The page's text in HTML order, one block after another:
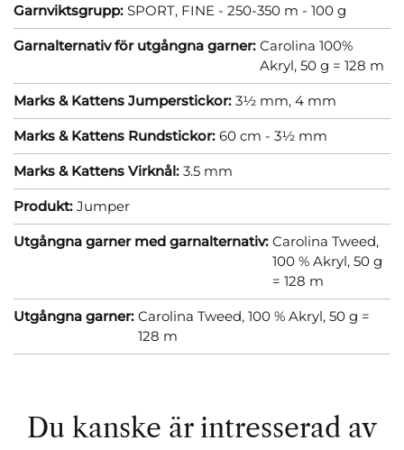
Garnviktsgrupp: SPORT, FINE - 250-350 m - 100 g
Garnalternativ för utgångna garner: Carolina 100%
Akryl, 50 g = 128 m
Marks & Kattens Jumperstickor: 3½ mm, 4 mm
Marks & Kattens Rundstickor: 60 cm - 3½ mm
Marks & Kattens Virknål: 3.5 mm
Produkt: Jumper
Utgångna garner med garnalternativ: Carolina Tweed,
100 % Akryl, 50 g
= 128 m
Utgångna garner: Carolina Tweed, 100 % Akryl, 50 g =
128 m
Du kanske är intresserad av